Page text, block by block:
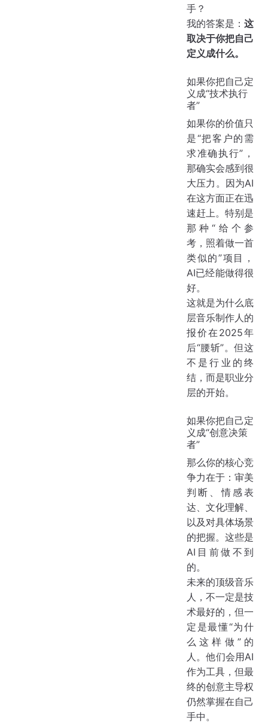
手？
我的答案是： 这
取决于你把自己
定义成什么。
如果你把自己定
义成“技术执行
者”
如果你的价值只
是“把客户的需
求准确执行”，
那确实会感到很
大压力。因为AI
在这方面正在迅
速赶上。特别是
那种“给个参
考，照着做一首
类似的”项目，
AI已经能做得很
好。
这就是为什么底
层音乐制作人的
报价在2025年
后“腰斩”。但这
不是行业的终
结，而是职业分
层的开始。
如果你把自己定
义成“创意决策
者”
那么你的核心竞
争力在于：审美
判断、情感表
达、文化理解、
以及对具体场景
的把握。这些是
AI目前做不到
的。
未来的顶级音乐
人，不一定是技
术最好的，但一
定是最懂“为什
么这样做”的
人。他们会用AI
作为工具，但最
终的创意主导权
仍然掌握在自己
手中。